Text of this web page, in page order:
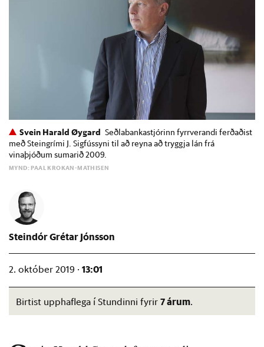
Svein Harald Øygard Seðlabankastjórinn fyrrverandi ferðaðist
með Steingrími J. Sigfússyni til að reyna að tryggja lán frá
vinaþjóðum sumarið 2009.
MYND: PAAL KROKAN-MATHISEN
Steindór Grétar Jónsson
2. október 2019 · 13:01
Birtist upphaflega í Stundinni fyrir 7 árum.